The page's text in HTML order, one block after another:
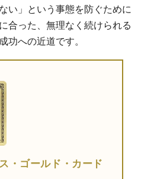
い」という事態を防ぐために
合った、無理なく続けられる
功への近道です。
・ゴールド・カード